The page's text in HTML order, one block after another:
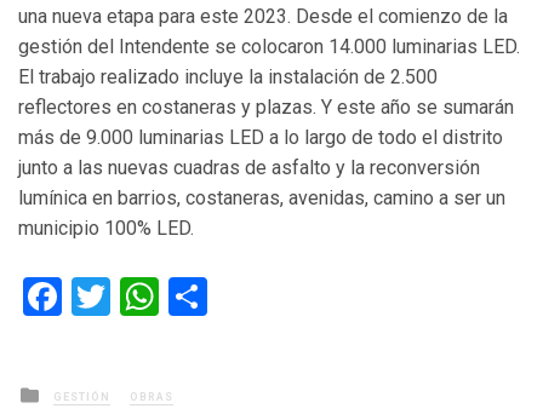
una nueva etapa para este 2023. Desde el comienzo de la
gestión del Intendente se colocaron 14.000 luminarias LED.
El trabajo realizado incluye la instalación de 2.500
reflectores en costaneras y plazas. Y este año se sumarán
más de 9.000 luminarias LED a lo largo de todo el distrito
junto a las nuevas cuadras de asfalto y la reconversión
lumínica en barrios, costaneras, avenidas, camino a ser un
municipio 100% LED.
Facebook
TwitterWhatsApp
Posted
in
GESTIÓN OBRAS